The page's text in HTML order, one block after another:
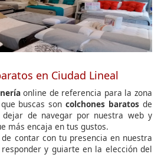
en Ciudad Lineal
online de referencia para la zona
buscas soncolchones baratos de
de navegar por nuestra web y
más encaja en tus gustos.
contar con tu presencia en nuestra
y guiarte en la elección del